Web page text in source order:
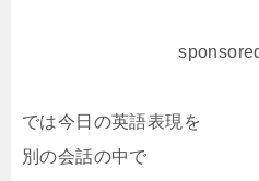
では今日の英語表現を
別の会話の中で